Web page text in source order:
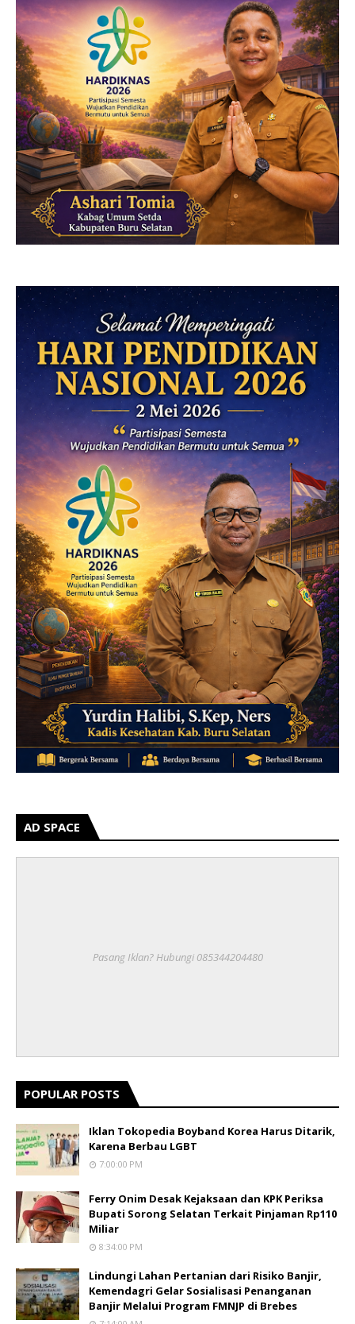
AD SPACE
Pasang Iklan? Hubungi 085344204480
POPULAR POSTS
Iklan Tokopedia Boyband Korea Harus Ditarik,
Karena Berbau LGBT
7:00:00 PM
Ferry Onim Desak Kejaksaan dan KPK Periksa
Bupati Sorong Selatan Terkait Pinjaman Rp110
Miliar
8:34:00 PM
Lindungi Lahan Pertanian dari Risiko Banjir,
Kemendagri Gelar Sosialisasi Penanganan
Banjir Melalui Program FMNJP di Brebes